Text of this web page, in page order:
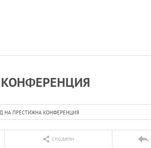
НА ПРЕСТИЖНА КОНФЕРЕНЦИЯ
сподели